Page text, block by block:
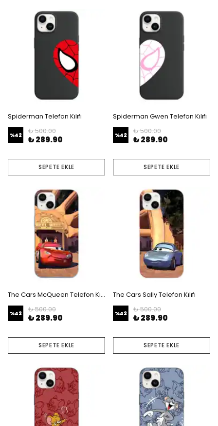
Spiderman Telefon Kılıfı
%42 ₺ 500.00
₺ 289.90
SEPETE EKLE
Spiderman Gwen Telefon Kılıfı
%42 ₺ 500.00
₺ 289.90
SEPETE EKLE
The Cars McQueen Telefon Kılıfı
%42 ₺ 500.00
₺ 289.90
SEPETE EKLE
The Cars Sally Telefon Kılıfı
%42 ₺ 500.00
₺ 289.90
SEPETE EKLE